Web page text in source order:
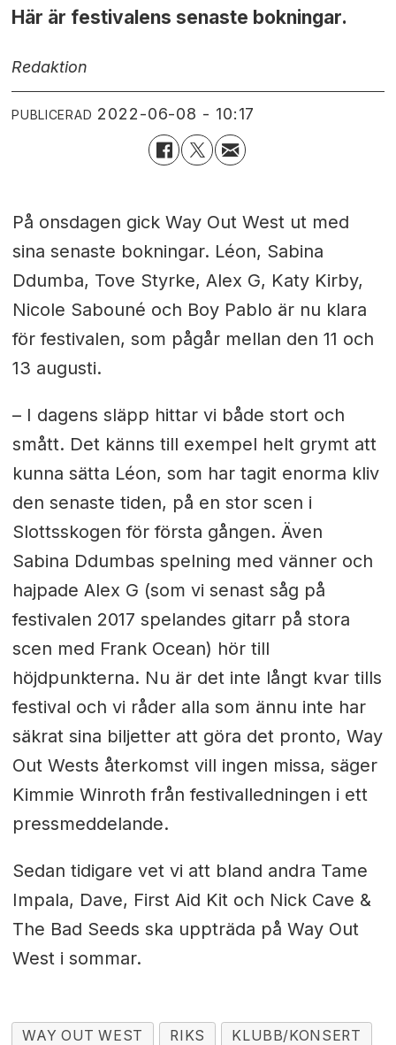
Här är festivalens senaste bokningar.
Redaktion
PUBLICERAD 2022-06-08 - 10:17
På onsdagen gick Way Out West ut med
sina senaste bokningar. Léon, Sabina
Ddumba, Tove Styrke, Alex G, Katy Kirby,
Nicole Sabouné och Boy Pablo är nu klara
för festivalen, som pågår mellan den 11 och
13 augusti.
– I dagens släpp hittar vi både stort och
smått. Det känns till exempel helt grymt att
kunna sätta Léon, som har tagit enorma kliv
den senaste tiden, på en stor scen i
Slottsskogen för första gången. Även
Sabina Ddumbas spelning med vänner och
hajpade Alex G (som vi senast såg på
festivalen 2017 spelandes gitarr på stora
scen med Frank Ocean) hör till
höjdpunkterna. Nu är det inte långt kvar tills
festival och vi råder alla som ännu inte har
säkrat sina biljetter att göra det pronto, Way
Out Wests återkomst vill ingen missa, säger
Kimmie Winroth från festivalledningen i ett
pressmeddelande.
Sedan tidigare vet vi att bland andra Tame
Impala, Dave, First Aid Kit och Nick Cave &
The Bad Seeds ska uppträda på Way Out
West i sommar.
WAY OUT WEST RIKS
KLUBB/KONSERT